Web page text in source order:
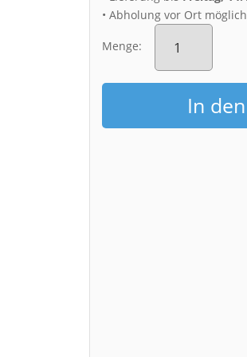
• Abholung vor Ort möglich
Menge:
Poster
(00267)
im
Nebel
MengeIn